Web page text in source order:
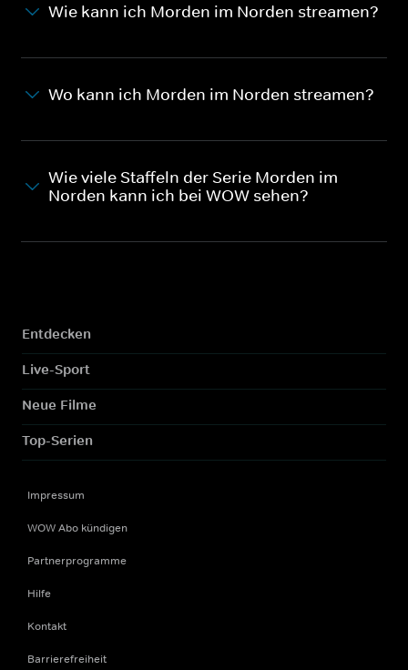
Wie kann ich Morden im Norden streamen?
Wo kann ich Morden im Norden streamen?
Wie viele Staffeln der Serie Morden im
Norden kann ich bei WOW sehen?
Entdecken
Live-Sport
Neue Filme
Top-Serien
Impressum
WOW Abo kündigen
Partnerprogramme
Hilfe
Kontakt
Barrierefreiheit